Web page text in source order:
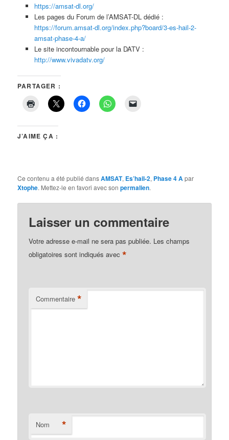
https://amsat-dl.org/
Les pages du Forum de l’AMSAT-DL dédié :
https://forum.amsat-dl.org/index.php?board/3-es-hail-2-
amsat-phase-4-a/
Le site incontournable pour la DATV :
http://www.vivadatv.org/
PARTAGER :
J’AIME ÇA :
Ce contenu a été publié dansAMSAT, Es’hail-2, Phase 4 Apar
Xtophe. Mettez-le en favori avec sonpermalien.
Laisser un commentaire
Votre adresse e-mail ne sera pas publiée. Les champs
obligatoires sont indiqués avec*
Commentaire *
Nom *